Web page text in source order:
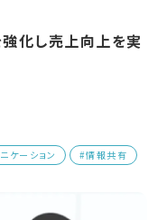
化し売上向上を実
ケーション #情報共有